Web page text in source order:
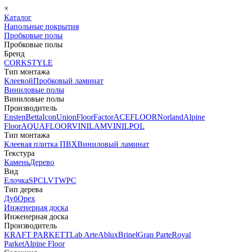
×
Каталог
Напольные покрытия
Пробковые полы
Пробковые полы
Бренд
CORKSTYLE
Тип монтажа
КлеевойПробковый ламинат
Виниловые полы
Виниловые полы
Производитель
EnstenBettaIconUnionFloorFactorACEFLOORNorlandAlpine
FloorAQUAFLOORVINILAMVINILPOL
Тип монтажа
Клеевая плитка ПВХВиниловый ламинат
Текстура
КаменьДерево
Вид
ЕлочкаSPCLVTWPC
Тип дерева
ДубОрех
Инженерная доска
Инженерная доска
Производитель
KRAFT PARKETTLab ArteAbluxBrinelGran ParteRoyal
ParketAlpine Floor